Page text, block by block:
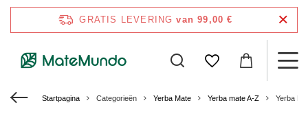
GRATIS LEVERING van 99,00 €
Startpagina Categorieën Yerba Mate Yerba mate A-Z Yerba